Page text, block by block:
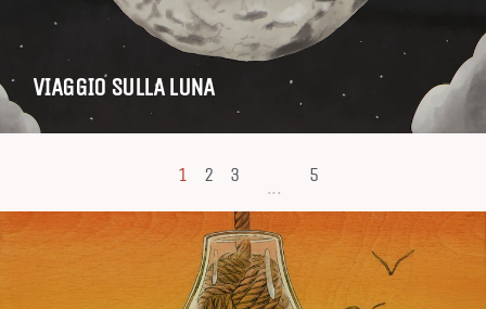
VIAGGIO SULLA LUNA
1 2 3
...
5